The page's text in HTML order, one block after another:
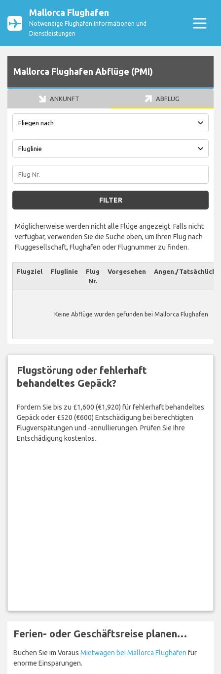
Mallorca Flughafen
Notwendige Flughafen Informationen und
Dienstleistungen
Mallorca Flughafen Abflüge (PMI)
ANKUNFT ABFLUG
FILTER
Möglicherweise werden nicht alle Flüge angezeigt. Falls nicht
verfügbar, verwenden Sie die Suche oben, um Ihren Flug nach
Fluggesellschaft, Flughafen oder Flugnummer zu finden.
Flugziel Fluglinie
Flug
Nr.
Vorgesehen Angen./Tatsächlich
Keine Abflüge wurden gefunden bei Mallorca Flughafen
Flugstörung oder fehlerhaft
behandeltes Gepäck?
Fordern Sie bis zu £1,600 (€1,920) für fehlerhaft behandeltes
Gepäck oder £520 (€600) Entschädigung bei berechtigten
Flugverspätungen und -annullierungen. Prüfen Sie Ihre
Entschädigung kostenlos.
Ferien- oder Geschäftsreise planen…
Buchen Sie im Voraus Mietwagen bei Mallorca Flughafen für
enorme Einsparungen.